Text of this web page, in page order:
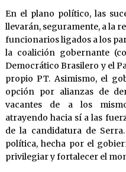
En el plano político, las
llevarán, seguramente, a la
funcionarios ligados a los
la coalición gobernante
Democrático Brasilero y el
propio PT. Asimismo, el
opción por alianzas de
vacantes de a los
atrayendo hacia sí a las
de la candidatura de
política, hecha por el
privilegiar y fortalecer el